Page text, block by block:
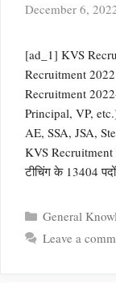
December 6,
[ad_1] KVS
Recruitment
Recruitment
Principal, VP,
AE, SSA, JSA,
KVS Recruitment
टीचिंग के 13404
Categories
General
Leave a